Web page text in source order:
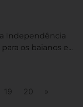
Independência
os baianos e...
19 20 »